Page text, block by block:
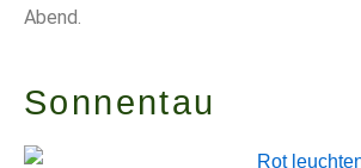
Abend.
Sonnentau